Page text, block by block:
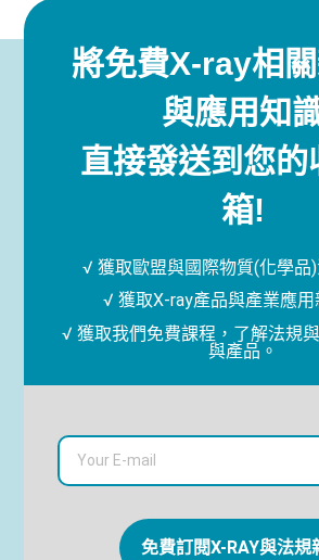
將免費X-ray相
與應用知
直接發送到您的
箱!
√ 獲取歐盟與國際物質(化學品)
√ 獲取X-ray產品與產業應用
√ 獲取我們免費課程，了解法規
與產品。
免費訂閱X-RAY與法規